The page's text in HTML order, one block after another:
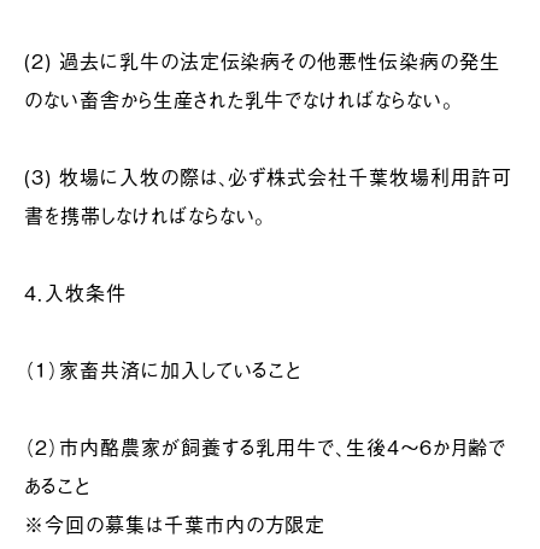
(2) 過去に乳牛の法定伝染病その他悪性伝染病の発生
のない畜舎から生産された乳牛でなければならない。
(3) 牧場に入牧の際は、必ず株式会社千葉牧場利用許可
書を携帯しなければならない。
４．入牧条件
（１）家畜共済に加入していること
（２）市内酪農家が飼養する乳用牛で、生後4～6か月齢で
あること
※今回の募集は千葉市内の方限定